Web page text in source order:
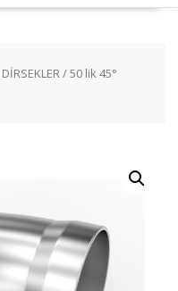
DİRSEKLER/ 50 lik 45°